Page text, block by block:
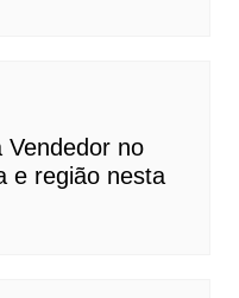
Vendedor no
e região nesta